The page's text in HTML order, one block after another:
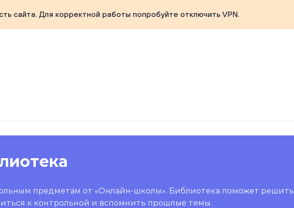
сайта. Для корректной работы попробуйте отключить VPN.
предметам от «Онлайн-школы». Библиотека поможет решить
к контрольной и вспомнить прошлые темы.